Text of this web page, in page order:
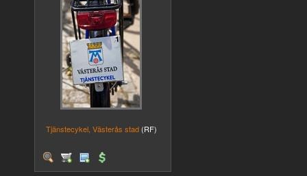
Tjänstecykel, Västerås stad (RF)